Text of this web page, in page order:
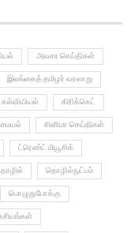
அவசர செய்திகள்
இலங்கைத் தமிழர் வரலாறு
கல்வியியல் கிரிக்கெட்
சினிமா செய்திகள்
ட்ரெண்ட் மியூசிக்
தொழில்நுட்பம்
பொழுதுபோக்கு